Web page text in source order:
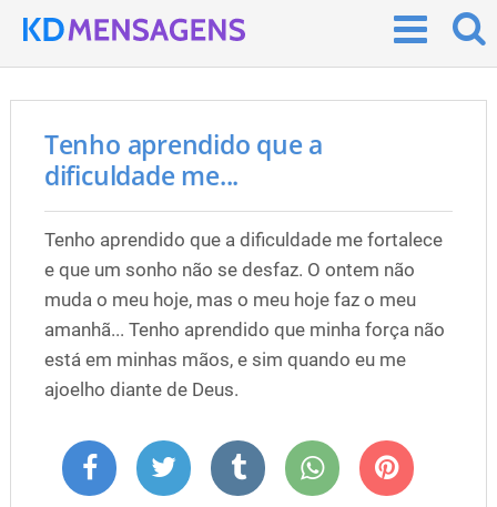
Tenho aprendido que a
dificuldade me...
Tenho aprendido que a dificuldade me fortalece
e que um sonho não se desfaz. O ontem não
muda o meu hoje, mas o meu hoje faz o meu
amanhã... Tenho aprendido que minha força não
está em minhas mãos, e sim quando eu me
ajoelho diante de Deus.